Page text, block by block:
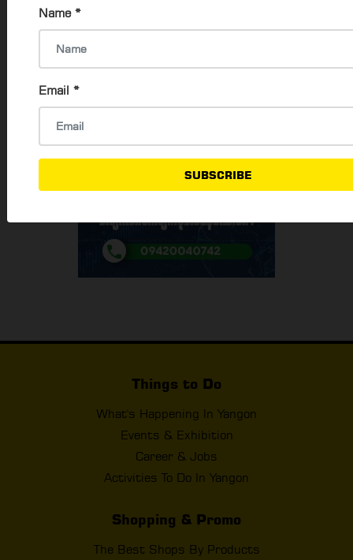
Name *
Email *
SUBSCRIBE
Things to Do
What's Happening In Yangon
Events & Exhibition
Career & Jobs
Activities To Do In Yangon
Shopping & Promo
The Best Shops By Products